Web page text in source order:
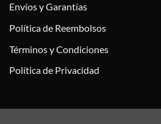
Envíos y Garantías
Política de Reembolsos
Términos y Condiciones
Política de Privacidad